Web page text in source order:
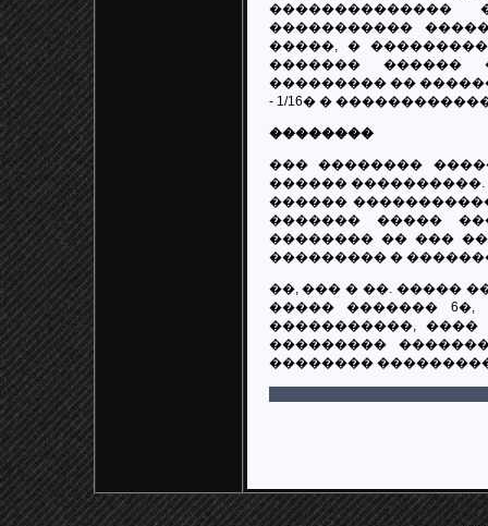
��������������
�����������
�����, �
������� ������
��������� ��
- 1/16� �
��������
��� ��������
������ ����������.
������
������� �����
�������� �� ���
��������� �
��, ��� � ��. �����
����� ������� 6�,
�����������,
���������
��������